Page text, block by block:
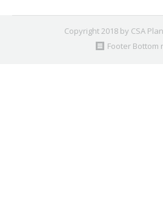
Copyright 2018 by CSA
Footer Bottom